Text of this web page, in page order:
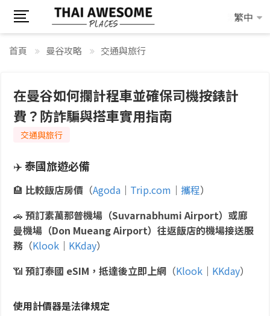
繁中
繁中
首頁 曼谷攻略 交通與旅行
在曼谷如何攔計程車並確保司機按錶計
費？防詐騙與搭車實用指南
交通與旅行
✈️泰國旅遊必備
🏨 比較飯店房價 （Agoda ｜ Trip.com ｜ 攜程）
🚗 預訂素萬那普機場（Suvarnabhumi Airport）或廊
曼機場（Don Mueang Airport）往返飯店的機場接送服
務 （Klook ｜ KKday）
📶 預訂泰國 eSIM，抵達後立即上網 （Klook ｜ KKday）
使用計價器是法律規定